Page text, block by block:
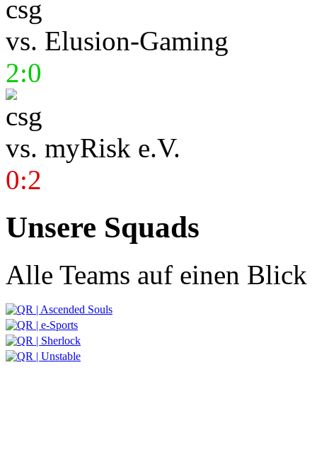
vs. Elusion-Gaming
2:0
vs. myRisk e.V.
0:2
Unsere Squads
Alle Teams auf einen Blick